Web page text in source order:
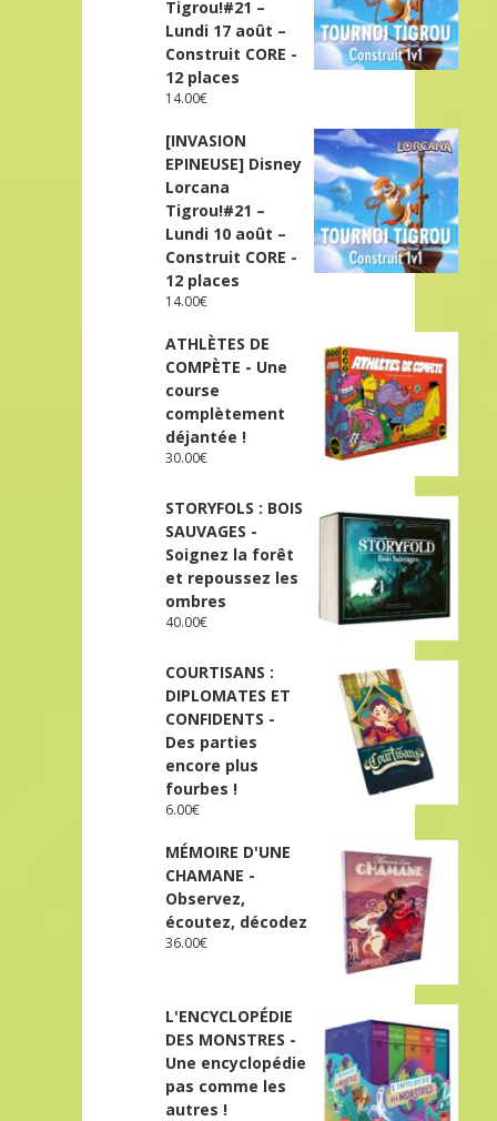
Tigrou!#21 –
Lundi 17 août –
Construit CORE -
12 places
14.00€
[INVASION
EPINEUSE] Disney
Lorcana
Tigrou!#21 –
Lundi 10 août –
Construit CORE -
12 places
14.00€
ATHLÈTES DE
COMPÈTE - Une
course
complètement
déjantée !
30.00€
STORYFOLS : BOIS
SAUVAGES -
Soignez la forêt
et repoussez les
ombres
40.00€
COURTISANS :
DIPLOMATES ET
CONFIDENTS -
Des parties
encore plus
fourbes !
6.00€
MÉMOIRE D'UNE
CHAMANE -
Observez,
écoutez, décodez
36.00€
L'ENCYCLOPÉDIE
DES MONSTRES -
Une encyclopédie
pas comme les
autres !